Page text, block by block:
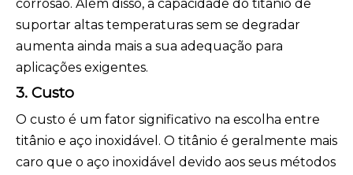
corrosão. Além disso, a capacidade do titânio de
suportar altas temperaturas sem se degradar
aumenta ainda mais a sua adequação para
aplicações exigentes.
3. Custo
O custo é um fator significativo na escolha entre
titânio e aço inoxidável. O titânio é geralmente mais
caro que o aço inoxidável devido aos seus métodos